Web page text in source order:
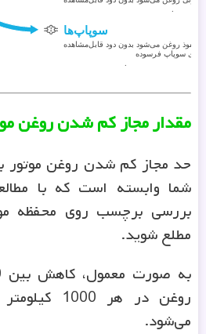
مقدار مجاز کم شدن روغن
حد مجاز کم شدن روغن موتور
شما وابسته است که با
بررسی برچسب روی محفظه
مطلع شوید.
روغن در هر
می‌شود.